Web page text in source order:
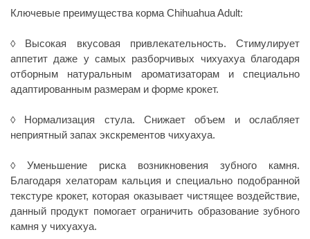
Ключевые преимущества корма Chihuahua Adult:
◊ Высокая вкусовая привлекательность. Стимулирует
аппетит даже у самых разборчивых чихуахуа благодаря
отборным натуральным ароматизаторам и специально
адаптированным размерам и форме крокет.
◊ Нормализация стула. Снижает объем и ослабляет
неприятный запах экскрементов чихуахуа.
◊ Уменьшение риска возникновения зубного камня.
Благодаря хелаторам кальция и специально подобранной
текстуре крокет, которая оказывает чистящее воздействие,
данный продукт помогает ограничить образование зубного
камня у чихуахуа.